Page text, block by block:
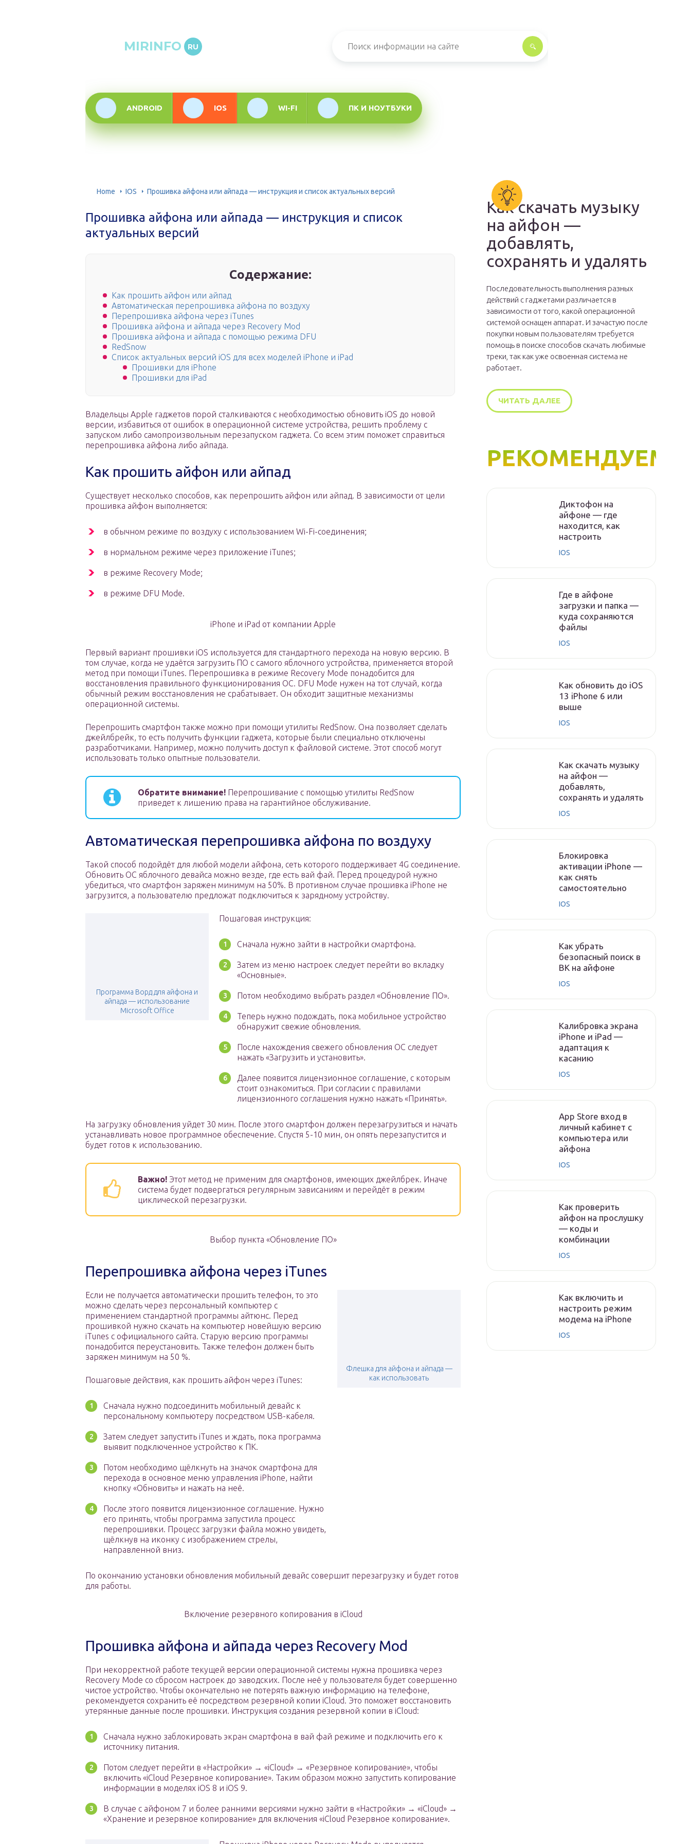
MIRINFO RU
ANDROID IOS WI-FI ПК И НОУТБУКИ
Home IOS Прошивка айфона или айпада — инструкция и список актуальных версий
Прошивка айфона или айпада — инструкция и список
актуальных версий
Содержание:
Как прошить айфон или айпад
Автоматическая перепрошивка айфона по воздуху
Перепрошивка айфона через iTunes
Прошивка айфона и айпада через Recovery Mod
Прошивка айфона и айпада с помощью режима DFU
RedSnow
Список актуальных версий iOS для всех моделей iPhone и iPad
Прошивки для iPhone
Прошивки для iPad
Владельцы Apple гаджетов порой сталкиваются с необходимостью обновить iOS до новой
версии, избавиться от ошибок в операционной системе устройства, решить проблему с
запуском либо самопроизвольным перезапуском гаджета. Со всем этим поможет справиться
перепрошивка айфона либо айпада.
Как прошить айфон или айпад
Существует несколько способов, как перепрошить айфон или айпад. В зависимости от цели
прошивка айфон выполняется:
в обычном режиме по воздуху с использованием Wi-Fi-соединения;
в нормальном режиме через приложение iTunes;
в режиме Recovery Mode;
в режиме DFU Mode.
iPhone и iPad от компании Apple
Первый вариант прошивки iOS используется для стандартного перехода на новую версию. В
том случае, когда не удаётся загрузить ПО с самого яблочного устройства, применяется второй
метод при помощи iTunes. Перепрошивка в режиме Recovery Mode понадобится для
восстановления правильного функционирования ОС. DFU Mode нужен на тот случай, когда
обычный режим восстановления не срабатывает. Он обходит защитные механизмы
операционной системы.
Перепрошить смартфон также можно при помощи утилиты RedSnow. Она позволяет сделать
джейлбрейк, то есть получить функции гаджета, которые были специально отключены
разработчиками. Например, можно получить доступ к файловой системе. Этот способ могут
использовать только опытные пользователи.
Обратите внимание! Перепрошивание с помощью утилиты RedSnow
приведет к лишению права на гарантийное обслуживание.
Автоматическая перепрошивка айфона по воздуху
Такой способ подойдёт для любой модели айфона, сеть которого поддерживает 4G соединение.
Обновить ОС яблочного девайса можно везде, где есть вай фай. Перед процедурой нужно
убедиться, что смартфон заряжен минимум на 50%. В противном случае прошивка iPhone не
загрузится, а пользователю предложат подключиться к зарядному устройству.
Программа Ворд для айфона и
айпада — использование
Microsoft Office
Пошаговая инструкция:
Сначала нужно зайти в настройки смартфона.
Затем из меню настроек следует перейти во вкладку
«Основные».
Потом необходимо выбрать раздел «Обновление ПО».
Теперь нужно подождать, пока мобильное устройство
обнаружит свежие обновления.
После нахождения свежего обновления ОС следует
нажать «Загрузить и установить».
Далее появится лицензионное соглашение, с которым
стоит ознакомиться. При согласии с правилами
лицензионного соглашения нужно нажать «Принять».
На загрузку обновления уйдет 30 мин. После этого смартфон должен перезагрузиться и начать
устанавливать новое программное обеспечение. Спустя 5-10 мин, он опять перезапустится и
будет готов к использованию.
Важно! Этот метод не применим для смартфонов, имеющих джейлбрек. Иначе
система будет подвергаться регулярным зависаниям и перейдёт в режим
циклической перезагрузки.
Выбор пункта «Обновление ПО»
Перепрошивка айфона через iTunes
Флешка для айфона и айпада —
как использовать
Если не получается автоматически прошить телефон, то это
можно сделать через персональный компьютер с
применением стандартной программы айтюнс. Перед
прошивкой нужно скачать на компьютер новейшую версию
iTunes с официального сайта. Старую версию программы
понадобится переустановить. Также телефон должен быть
заряжен минимум на 50 %.
Пошаговые действия, как прошить айфон через iTunes:
Сначала нужно подсоединить мобильный девайс к
персональному компьютеру посредством USB-кабеля.
Затем следует запустить iTunes и ждать, пока программа
выявит подключенное устройство к ПК.
Потом необходимо щёлкнуть на значок смартфона для
перехода в основное меню управления iPhone, найти
кнопку «Обновить» и нажать на неё.
После этого появится лицензионное соглашение. Нужно
его принять, чтобы программа запустила процесс
перепрошивки. Процесс загрузки файла можно увидеть,
щёлкнув на иконку с изображением стрелы,
направленной вниз.
По окончанию установки обновления мобильный девайс совершит перезагрузку и будет готов
для работы.
Включение резервного копирования в iCloud
Прошивка айфона и айпада через Recovery Mod
При некорректной работе текущей версии операционной системы нужна прошивка через
Recovery Mode со сбросом настроек до заводских. После неё у пользователя будет совершенно
чистое устройство. Чтобы окончательно не потерять важную информацию на телефоне,
рекомендуется сохранить её посредством резервной копии iCloud. Это поможет восстановить
утерянные данные после прошивки. Инструкция создания резервной копии в iCloud:
Сначала нужно заблокировать экран смартфона в вай фай режиме и подключить его к
источнику питания.
Потом следует перейти в «Настройки» → «iCloud» → «Резервное копирование», чтобы
включить «iCloud Резервное копирование». Таким образом можно запустить копирование
информации в моделях iOS 8 и iOS 9.
В случае с айфоном 7 и более ранними версиями нужно зайти в «Настройки» → «iCloud» →
«Хранение и резервное копирование» для включения «iCloud Резервное копирование».
Как скачать музыку
на айфон —
добавлять,
сохранять и удалять
Последовательность выполнения разных
действий с гаджетами различается в
зависимости от того, какой операционной
системой оснащен аппарат. И зачастую после
покупки новым пользователям требуется
помощь в поиске способов скачать любимые
треки, так как уже освоенная система не
работает.
ЧИТАТЬ ДАЛЕЕ
РЕКОМЕНДУЕМ
Диктофон на
айфоне — где
находится, как
настроить
IOS
Где в айфоне
загрузки и папка —
куда сохраняются
файлы
IOS
Как обновить до iOS
13 iPhone 6 или
выше
IOS
Как скачать музыку
на айфон —
добавлять,
сохранять и удалять
IOS
Блокировка
активации iPhone —
как снять
самостоятельно
IOS
Как убрать
безопасный поиск в
ВК на айфоне
IOS
Калибровка экрана
iPhone и iPad —
адаптация к
касанию
IOS
App Store вход в
личный кабинет с
компьютера или
айфона
IOS
Как проверить
айфон на прослушку
— коды и
комбинации
IOS
Как включить и
настроить режим
модема на iPhone
IOS